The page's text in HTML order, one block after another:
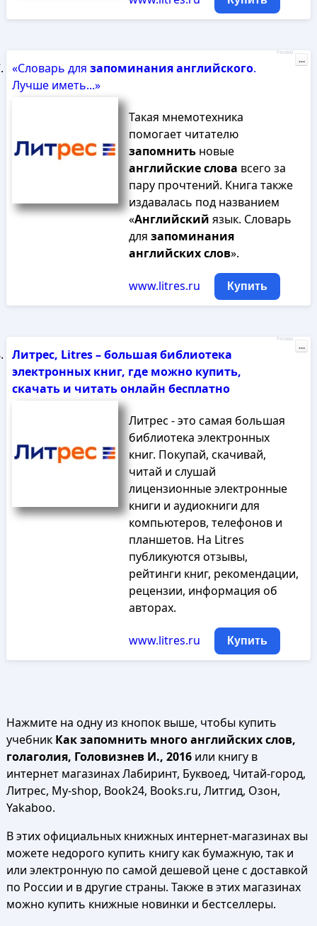
«Словарь для запоминанияанглийского.
Лучше иметь...»
Такая мнемотехника
помогает читателю
запомнитьновые
английскиеслова всего за
пару прочтений. Книга также
издавалась под названием
«Английский язык. Словарь
для запоминания
английскихслов».
www.litres.ru Купить
Реклама
...
Литрес, Litres – большая библиотека
электронных книг, где можно купить,
скачать и читать онлайн бесплатно
Литрес - это самая большая
библиотека электронных
книг. Покупай, скачивай,
читай и слушай
лицензионные электронные
книги и аудиокниги для
компьютеров, телефонов и
планшетов. На Litres
публикуются отзывы,
рейтинги книг, рекомендации,
рецензии, информация об
авторах.
www.litres.ru Купить
Реклама
...
Нажмите на одну из кнопок выше, чтобы купить
учебник Как запомнить много английских слов,
голаголия, Головизнев И., 2016или книгу в
интернет магазинах Лабиринт, Буквоед, Читай-город,
Литрес, My-shop, Book24, Books.ru, Литгид, Озон,
Yakaboo.
В этих официальных книжных интернет-магазинах вы
можете недорого купить книгу как бумажную, так и
или электронную по самой дешевой цене с доставкой
по России и в другие страны. Также в этих магазинах
можно купить книжные новинки и бестселлеры.